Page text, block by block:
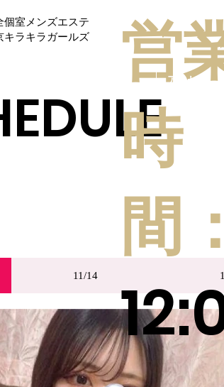
個室メンズエステ
キラキラガールズ
営
時
間：
アクセス
11/14